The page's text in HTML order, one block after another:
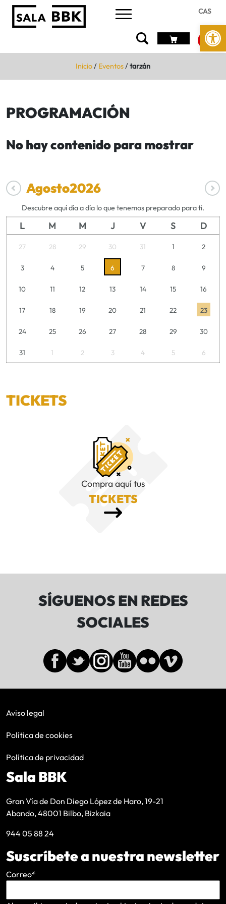
Abrir
CAS
Inicio/ Eventos/tarzán
PROGRAMACIÓN
No hay contenido para mostrar
Agosto2026
Descubre aquí día a día lo que tenemos preparado para ti.
L M M J V S D
27 28 29 30 31 1 2
3 4 5 6 7 8 9
10 11 12 13 14 15 16
17 18 19 20 21 22 23
24 25 26 27 28 29 30
31 1 2 3 4 5 6
TICKETS
Compra aquí tus
TICKETS
SÍGUENOS EN REDES
SOCIALES
Aviso legal
Política de cookies
Política de privacidad
Sala BBK
Gran Vía de Don Diego López de Haro, 19-21
Abando, 48001 Bilbo, Bizkaia
944 05 88 24
Suscríbete a nuestra newsletter
Correo*